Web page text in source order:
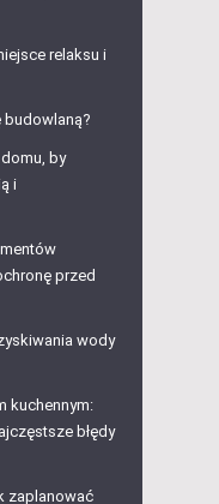
relaksu i
by
i
przed
wody
kuchennym:
błędy
zaplanować